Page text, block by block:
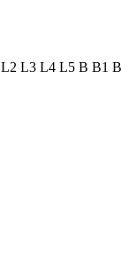
L3 L4 L5 B B1